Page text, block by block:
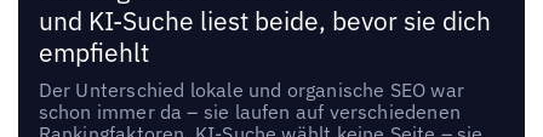
und KI-Suche liest beide, bevor sie dich
empfiehlt
Der Unterschied lokale und organische SEO war
schon immer da – sie laufen auf verschiedenen